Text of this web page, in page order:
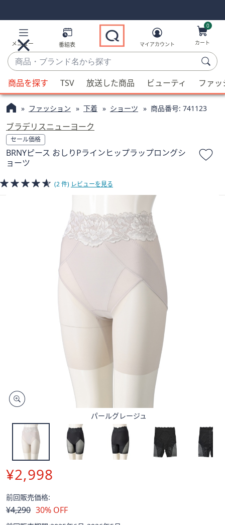
Links
Links2
メニュー 番組表
商
品・
ブ
ラ
ン
名
か
ら
探
す
候
補
が
利
用
可
能
な
合、
ス
で
右
ワ
イ
し
て
マイアカウント
0
カート
商品を探す TSV 放送した商品 ビューティ ファ
ファッション 下着 ショーツ 商品番号: 741123
ブラデリスニューヨーク
セール価格
BRNYピース おしりPラインヒップラップロングシ
ョーツ
(2 件) レビューを見る
パールグレージュ
¥2,998
前回販売価格:
削
除
¥4,290 30% OFF